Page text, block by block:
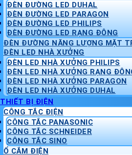
ĐÈN ĐƯỜNG LED DUHAL
ĐÈN ĐƯỜNG LED PARAGON
ĐÈN ĐƯỜNG LED PHILIPS
ĐÈN ĐƯỜNG LED RẠNG ĐÔNG
ĐÈN ĐƯỜNG NĂNG LƯỢNG MẶT
ĐÈN LED NHÀ XƯỞNG
ĐÈN LED NHÀ XƯỞNG PHILIPS
ĐÈN LED NHÀ XƯỞNG RẠNG
ĐÈN LED NHÀ XƯỞNG PARAGON
ĐÈN LED NHÀ XƯỞNG DUHAL
THIẾT BỊ ĐIỆN
CÔNG TẮC ĐIỆN
CÔNG TẮC PANASONIC
CÔNG TẮC SCHNEIDER
CÔNG TẮC SINO
Ổ CẮM ĐIỆN